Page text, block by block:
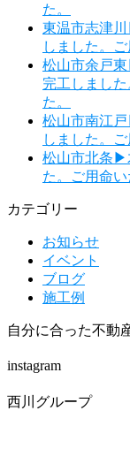
た。
東温市志津
しました。
松山市余戸
完工しまし
た。
松山市南江
しました。
松山市北条▶
た。ご用命
カテゴリー
お知らせ
イベント
ブログ
施工例
自分に合った不動
instagram
西川グループ